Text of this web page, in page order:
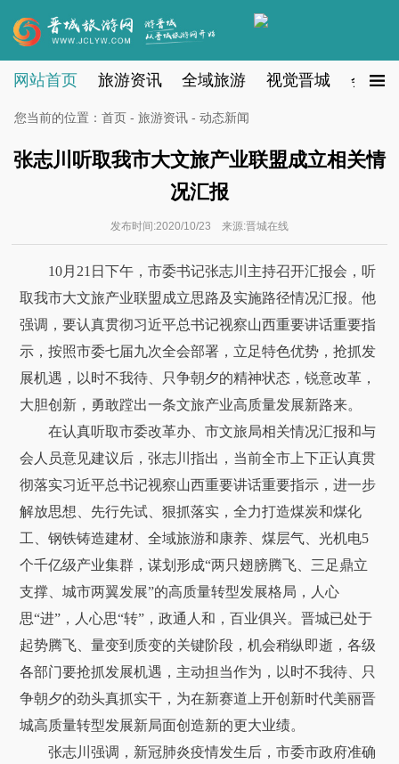
网站首页 旅游资讯 全域旅游 视觉晋城 会员
您当前的位置： 首页 - 旅游资讯 - 动态新闻
张志川听取我市大文旅产业联盟成立相关情
况汇报
发布时间:2020/10/23 来源:晋城在线
10月21日下午，市委书记张志川主持召开汇报会，听
取我市大文旅产业联盟成立思路及实施路径情况汇报。他
强调，要认真贯彻习近平总书记视察山西重要讲话重要指
示，按照市委七届九次全会部署，立足特色优势，抢抓发
展机遇，以时不我待、只争朝夕的精神状态，锐意改革，
大胆创新，勇敢蹚出一条文旅产业高质量发展新路来。
在认真听取市委改革办、市文旅局相关情况汇报和与
会人员意见建议后，张志川指出，当前全市上下正认真贯
彻落实习近平总书记视察山西重要讲话重要指示，进一步
解放思想、先行先试、狠抓落实，全力打造煤炭和煤化
工、钢铁铸造建材、全域旅游和康养、煤层气、光机电5
个千亿级产业集群，谋划形成“两只翅膀腾飞、三足鼎立
支撑、城市两翼发展”的高质量转型发展格局，人心
思“进”，人心思“转”，政通人和，百业俱兴。晋城已处于
起势腾飞、量变到质变的关键阶段，机会稍纵即逝，各级
各部门要抢抓发展机遇，主动担当作为，以时不我待、只
争朝夕的劲头真抓实干，为在新赛道上开创新时代美丽晋
城高质量转型发展新局面创造新的更大业绩。
张志川强调，新冠肺炎疫情发生后，市委市政府准确